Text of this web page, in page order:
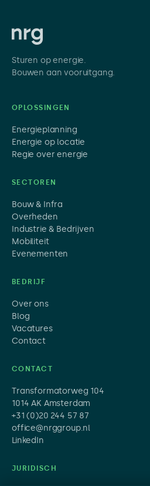
Sturen op energie.
Bouwen aan vooruitgang.
OPLOSSINGEN
Energieplanning
Energie op locatie
Regie over energie
SECTOREN
Bouw & Infra
Overheden
Industrie & Bedrijven
Mobiliteit
Evenementen
BEDRIJF
Over ons
Blog
Vacatures
Contact
CONTACT
Transformatorweg 104
1014 AK Amsterdam
+31 (0)20 244 57 87
office@nrggroup.nl
LinkedIn
JURIDISCH